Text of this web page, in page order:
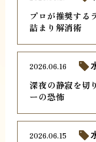
プロが推奨する
詰まり解消術
深夜の静寂を切
ーの恐怖
2026.06.16
2026.06.15